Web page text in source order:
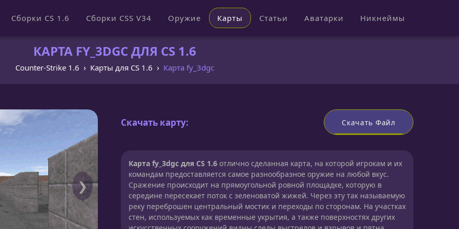
Сборки CS 1.6 Сборки CSS V34 Оружие Карты Статьи Аватарки Никнеймы
КАРТА FY_3DGC ДЛЯ CS 1.6
Counter-Strike 1.6 Карты для CS 1.6 Карта fy_3dgc
❯
Скачать карту: Скачать Файл
Карта fy_3dgc для CS 1.6 отлично сделанная карта, на которой игрокам и их
командам предоставляется самое разнообразное оружие на любой вкус.
Сражение происходит на прямоугольной ровной площадке, которую в
середине пересекает поток с зеленоватой жижей. Через эту так называемую
реку переброшен центральный мостик и переходы по сторонам. На участках
стен, используемых как временные укрытия, а также поверхностях других